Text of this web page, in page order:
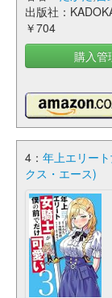
出版社：
￥704
購入管
4： 年上エリー
クス・エース)